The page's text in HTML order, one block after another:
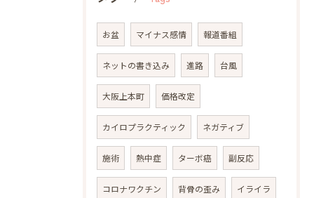
お盆 マイナス感情 報道番組
ネットの書き込み 進路 台風
大阪上本町 価格改定
カイロプラクティック ネガティブ
施術 熱中症 ターボ癌 副反応
コロナワクチン 背骨の歪み イライラ